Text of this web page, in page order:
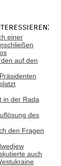
einer
auf den
in der Rada
des
den Fragen
auch